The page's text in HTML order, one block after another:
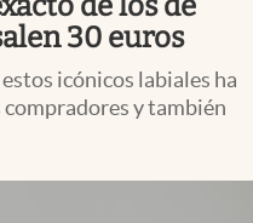
30 euros
icónicos labiales ha
compradores y también